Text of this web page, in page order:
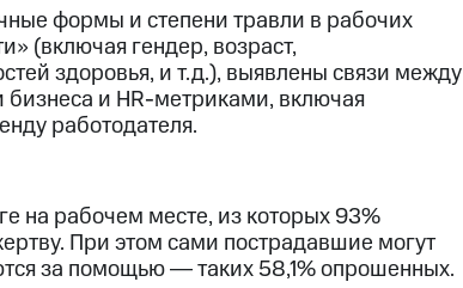
формы и степени травли в рабочих
(включая гендер, возраст,
здоровья, и т.д.), выявлены связи между
и HR-метриками, включая
работодателя.
на рабочем месте, из которых 93%
При этом сами пострадавшие могут
за помощью ― таких 58,1% опрошенных.